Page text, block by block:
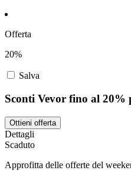
Offerta
20%
Salva
Sconti Vevor fino al 20%
Ottieni offerta
Dettagli
Scaduto
Approfitta delle offerte del